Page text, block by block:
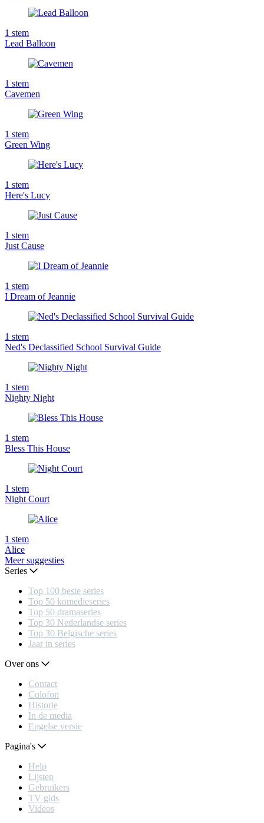
1 stem
Lead Balloon
1 stem
Cavemen
1 stem
Green Wing
1 stem
Here's Lucy
1 stem
Just Cause
1 stem
I Dream of Jeannie
1 stem
Ned's Declassified School Survival Guide
1 stem
Nighty Night
1 stem
Bless This House
1 stem
Night Court
1 stem
Alice
Meer suggesties
Series
Top 100 beste series
Top 50 komedieseries
Top 50 dramaseries
Top 30 Nederlandse series
Top 30 Belgische series
Jaar in series
Over ons
Contact
Colofon
Historie
In de media
Engelse versie
Pagina's
Help
Lijsten
Gebruikers
TV gids
Videos